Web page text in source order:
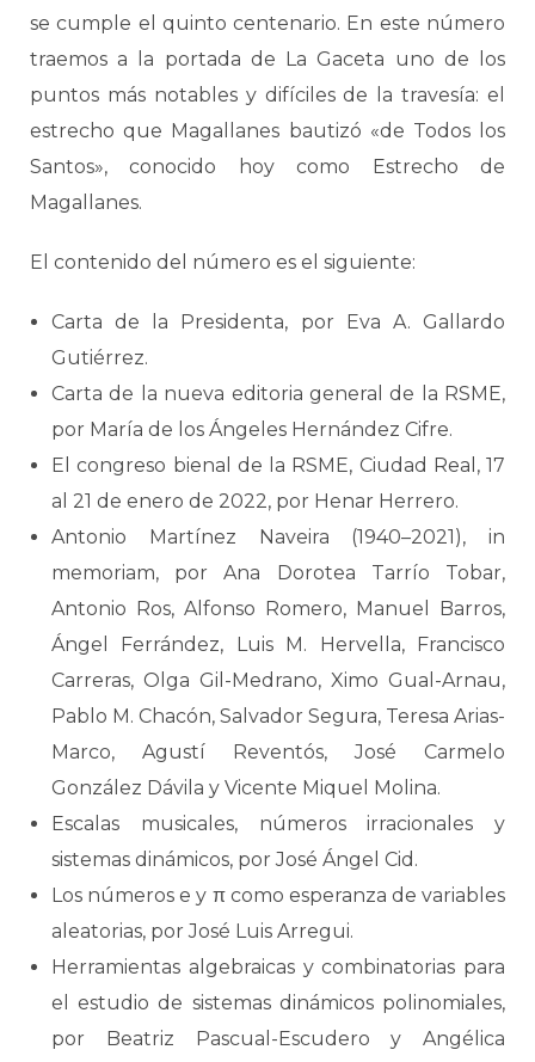
se cumple el quinto centenario. En este número
traemos a la portada de La Gaceta uno de los
puntos más notables y difíciles de la travesía: el
estrecho que Magallanes bautizó «de Todos los
Santos», conocido hoy como Estrecho de
Magallanes.
El contenido del número es el siguiente:
Carta de la Presidenta, por Eva A. Gallardo
Gutiérrez.
Carta de la nueva editoria general de la RSME,
por María de los Ángeles Hernández Cifre.
El congreso bienal de la RSME, Ciudad Real, 17
al 21 de enero de 2022, por Henar Herrero.
Antonio Martínez Naveira (1940–2021), in
memoriam, por Ana Dorotea Tarrío Tobar,
Antonio Ros, Alfonso Romero, Manuel Barros,
Ángel Ferrández, Luis M. Hervella, Francisco
Carreras, Olga Gil-Medrano, Ximo Gual-Arnau,
Pablo M. Chacón, Salvador Segura, Teresa Arias-
Marco, Agustí Reventós, José Carmelo
González Dávila y Vicente Miquel Molina.
Escalas musicales, números irracionales y
sistemas dinámicos, por José Ángel Cid.
Los números e y π como esperanza de variables
aleatorias, por José Luis Arregui.
Herramientas algebraicas y combinatorias para
el estudio de sistemas dinámicos polinomiales,
por Beatriz Pascual-Escudero y Angélica